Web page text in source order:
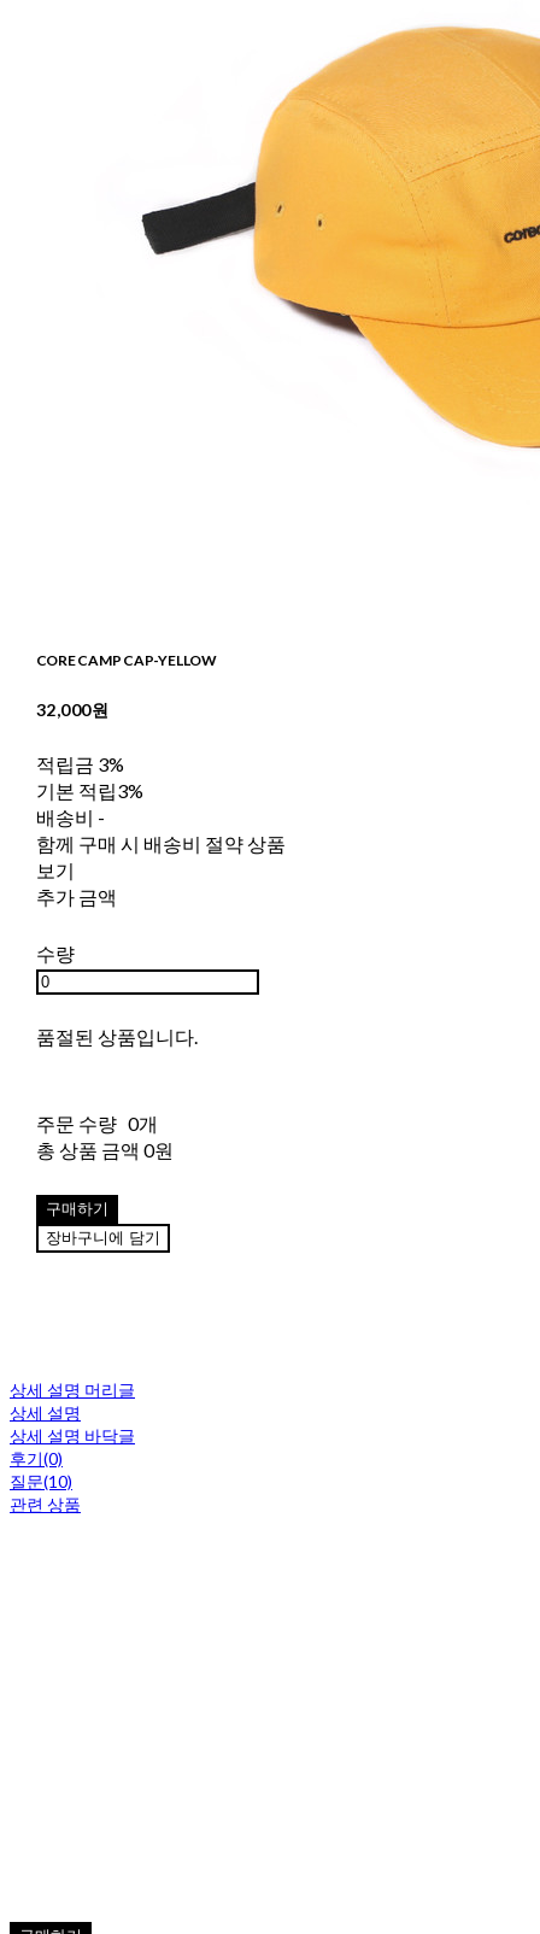
CORE CAMP CAP-YELLOW
32,000원
적립금 3%
기본 적립3%
배송비 -
함께 구매 시 배송비 절약 상품
보기
추가 금액
수량
품절된 상품입니다.
주문 수량 0개
총 상품 금액 0원
구매하기
장바구니에 담기
상세 설명 머리글
상세 설명
상세 설명 바닥글
후기(0)
질문(10)
관련 상품